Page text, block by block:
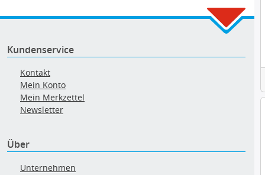
Kundenservice
Kontakt
Mein Konto
Mein Merkzettel
Newsletter
Über
Unternehmen